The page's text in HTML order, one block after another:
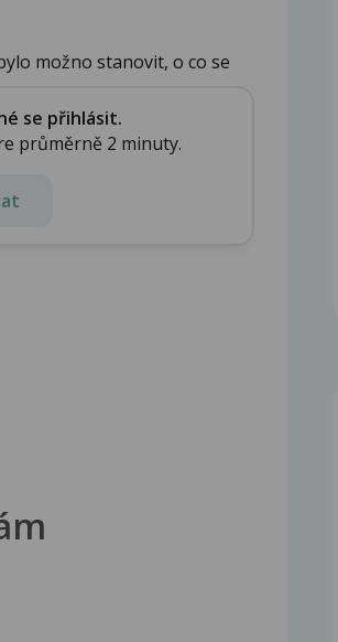
možno stanovit, o co se
se přihlásit.
průměrně 2 minuty.